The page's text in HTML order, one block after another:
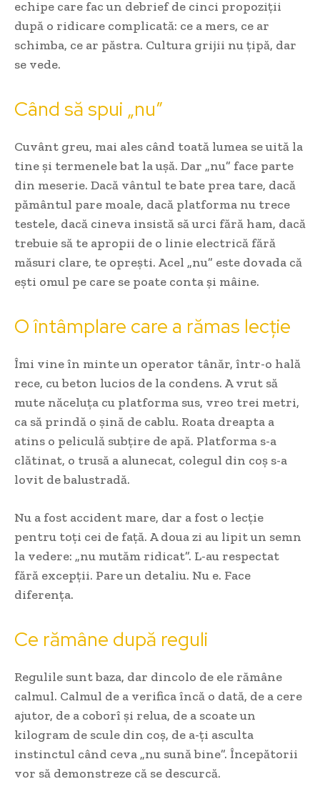
echipe care fac un debrief de cinci propoziții
după o ridicare complicată: ce a mers, ce ar
schimba, ce ar păstra. Cultura grijii nu țipă, dar
se vede.
Când să spui „nu”
Cuvânt greu, mai ales când toată lumea se uită la
tine și termenele bat la ușă. Dar „nu” face parte
din meserie. Dacă vântul te bate prea tare, dacă
pământul pare moale, dacă platforma nu trece
testele, dacă cineva insistă să urci fără ham, dacă
trebuie să te apropii de o linie electrică fără
măsuri clare, te oprești. Acel „nu” este dovada că
ești omul pe care se poate conta și mâine.
O întâmplare care a rămas lecție
Îmi vine în minte un operator tânăr, într-o hală
rece, cu beton lucios de la condens. A vrut să
mute năceluța cu platforma sus, vreo trei metri,
ca să prindă o șină de cablu. Roata dreapta a
atins o peliculă subțire de apă. Platforma s-a
clătinat, o trusă a alunecat, colegul din coș s-a
lovit de balustradă.
Nu a fost accident mare, dar a fost o lecție
pentru toți cei de față. A doua zi au lipit un semn
la vedere: „nu mutăm ridicat”. L-au respectat
fără excepții. Pare un detaliu. Nu e. Face
diferența.
Ce rămâne după reguli
Regulile sunt baza, dar dincolo de ele rămâne
calmul. Calmul de a verifica încă o dată, de a cere
ajutor, de a coborî și relua, de a scoate un
kilogram de scule din coș, de a-ți asculta
instinctul când ceva „nu sună bine”. Începătorii
vor să demonstreze că se descurcă.